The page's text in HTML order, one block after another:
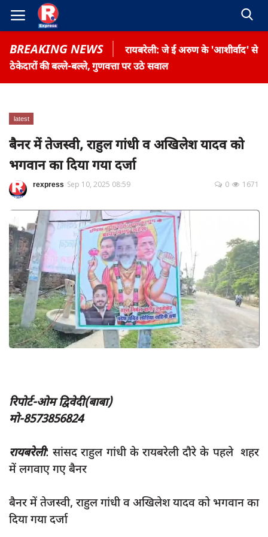
BREAKING NEWS
रायबरेली: जे ई अरुण के 'आशीर्वाद' से
ठेकेदारों की बल्ले-बल्ले, गुणवत्ता पर उठे सवाल
Home
Terms & Conditions
रोजगार समाचार
About US
Privacy Policy
App verify
समस्या
Covid-19
अपराध
शिक्षा
स्वास्थ्य
सामाजिक
latest
प्रशासनिक
latest
बैनर में तेजस्वी, राहुल गांधी व अखिलेश यादव को
भगवान का दिया गया दर्जा
rexpress Sep 10, 2025 08:59 1671
0
रिपोर्ट-ओम द्विवेदी(बाबा)
मो-8573856824
रायबरेली: सांसद राहुल गांधी के रायबरेली दौरे के पहले शहर
में लगवाए गए बैनर
बैनर में तेजस्वी, राहुल गांधी व अखिलेश यादव को भगवान का
दिया गया दर्जा